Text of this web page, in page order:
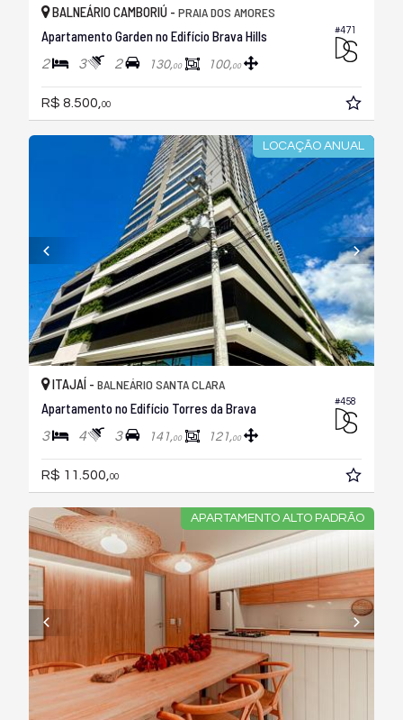
#471
BALNEÁRIO CAMBORIÚ - PRAIA DOS AMORES
Apartamento Garden no Edifício Brava Hills
2 3 2 130,00 100,00
R$ 8.500,00
LOCAÇÃO ANUAL
#458
ITAJAÍ - BALNEÁRIO SANTA CLARA
Apartamento no Edifício Torres da Brava
3 4 3 141,00 121,00
R$ 11.500, 00
APARTAMENTO ALTO PADRÃO